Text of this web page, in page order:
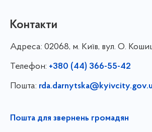
Контакти
Адреса: 02068, м. Київ, вул. О.
Телефон: +380 (44) 366-55-42
Пошта:
Пошта для звернень громадян